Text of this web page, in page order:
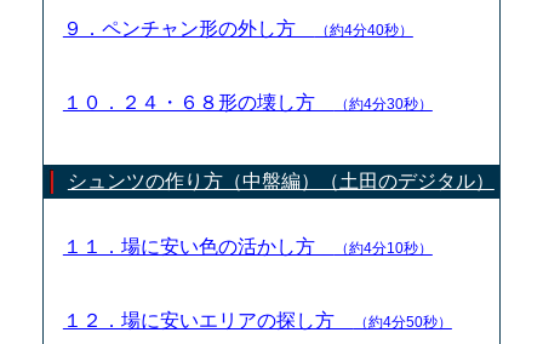
９．ペンチャン形の外し方 （約4分40秒）
１０．２４・６８形の壊し方 （約4分30秒）
シュンツの作り方（中盤編）（土田のデジタル）
１１．場に安い色の活かし方 （約4分10秒）
１２．場に安いエリアの探し方 （約4分50秒）